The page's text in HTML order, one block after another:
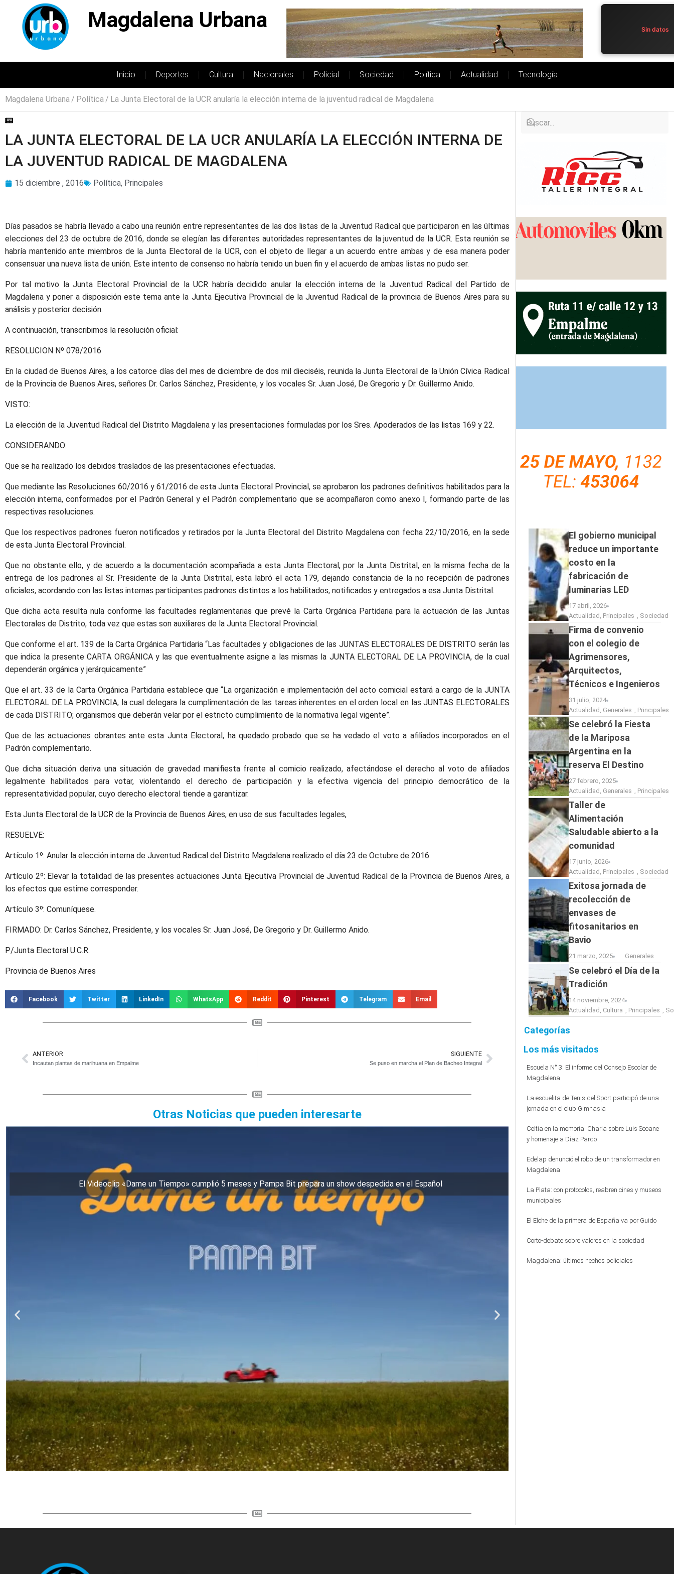
Magdalena Urbana Sin datos
Inicio Deportes Cultura Nacionales Policial Sociedad Política Actualidad Tecnología
Magdalena Urbana Política La Junta Electoral de la UCR anularía la elección interna de la juventud radical de Magdalena
LA JUNTA ELECTORAL DE LA UCR ANULARÍA LA ELECCIÓN INTERNA DE
LA JUVENTUD RADICAL DE MAGDALENA
15 diciembre , 2016 Política, Principales
Días pasados se habría llevado a cabo una reunión entre representantes de las dos listas de la Juventud Radical que participaron en las últimas
elecciones del 23 de octubre de 2016, donde se elegían las diferentes autoridades representantes de la juventud de la UCR. Esta reunión se
habría mantenido ante miembros de la Junta Electoral de la UCR, con el objeto de llegar a un acuerdo entre ambas y de esa manera poder
consensuar una nueva lista de unión. Este intento de consenso no habría tenido un buen fin y el acuerdo de ambas listas no pudo ser.
Por tal motivo la Junta Electoral Provincial de la UCR habría decidido anular la elección interna de la Juventud Radical del Partido de
Magdalena y poner a disposición este tema ante la Junta Ejecutiva Provincial de la Juventud Radical de la provincia de Buenos Aires para su
análisis y posterior decisión.
A continuación, transcribimos la resolución oficial:
RESOLUCION Nº 078/2016
En la ciudad de Buenos Aires, a los catorce días del mes de diciembre de dos mil dieciséis, reunida la Junta Electoral de la Unión Cívica Radical
de la Provincia de Buenos Aires, señores Dr. Carlos Sánchez, Presidente, y los vocales Sr. Juan José, De Gregorio y Dr. Guillermo Anido.
VISTO:
La elección de la Juventud Radical del Distrito Magdalena y las presentaciones formuladas por los Sres. Apoderados de las listas 169 y 22.
CONSIDERANDO:
Que se ha realizado los debidos traslados de las presentaciones efectuadas.
Que mediante las Resoluciones 60/2016 y 61/2016 de esta Junta Electoral Provincial, se aprobaron los padrones definitivos habilitados para la
elección interna, conformados por el Padrón General y el Padrón complementario que se acompañaron como anexo I, formando parte de las
respectivas resoluciones.
Que los respectivos padrones fueron notificados y retirados por la Junta Electoral del Distrito Magdalena con fecha 22/10/2016, en la sede
de esta Junta Electoral Provincial.
Que no obstante ello, y de acuerdo a la documentación acompañada a esta Junta Electoral, por la Junta Distrital, en la misma fecha de la
entrega de los padrones al Sr. Presidente de la Junta Distrital, esta labró el acta 179, dejando constancia de la no recepción de padrones
oficiales, acordando con las listas internas participantes padrones distintos a los habilitados, notificados y entregados a esa Junta Distrital.
Que dicha acta resulta nula conforme las facultades reglamentarias que prevé la Carta Orgánica Partidaria para la actuación de las Juntas
Electorales de Distrito, toda vez que estas son auxiliares de la Junta Electoral Provincial.
Que conforme el art. 139 de la Carta Orgánica Partidaria “Las facultades y obligaciones de las JUNTAS ELECTORALES DE DISTRITO serán las
que indica la presente CARTA ORGÁNICA y las que eventualmente asigne a las mismas la JUNTA ELECTORAL DE LA PROVINCIA, de la cual
dependerán orgánica y jerárquicamente”
Que el art. 33 de la Carta Orgánica Partidaria establece que “La organización e implementación del acto comicial estará a cargo de la JUNTA
ELECTORAL DE LA PROVINCIA, la cual delegara la cumplimentación de las tareas inherentes en el orden local en las JUNTAS ELECTORALES
de cada DISTRITO; organismos que deberán velar por el estricto cumplimiento de la normativa legal vigente”.
Que de las actuaciones obrantes ante esta Junta Electoral, ha quedado probado que se ha vedado el voto a afiliados incorporados en el
Padrón complementario.
Que dicha situación deriva una situación de gravedad manifiesta frente al comicio realizado, afectándose el derecho al voto de afiliados
legalmente habilitados para votar, violentando el derecho de participación y la efectiva vigencia del principio democrático de la
representatividad popular, cuyo derecho electoral tiende a garantizar.
Esta Junta Electoral de la UCR de la Provincia de Buenos Aires, en uso de sus facultades legales,
RESUELVE:
Artículo 1º: Anular la elección interna de Juventud Radical del Distrito Magdalena realizado el día 23 de Octubre de 2016.
Artículo 2º: Elevar la totalidad de las presentes actuaciones Junta Ejecutiva Provincial de Juventud Radical de la Provincia de Buenos Aires, a
los efectos que estime corresponder.
Artículo 3º: Comuníquese.
FIRMADO: Dr. Carlos Sánchez, Presidente, y los vocales Sr. Juan José, De Gregorio y Dr. Guillermo Anido.
P/Junta Electoral U.C.R.
Provincia de Buenos Aires
Facebook Twitter LinkedIn WhatsApp Reddit Pinterest Telegram Email
ANTERIOR
Incautan plantas de marihuana en Empalme
SIGUIENTE
Se puso en marcha el Plan de Bacheo Integral
Otras Noticias que pueden interesarte
El Videoclip «Dame un Tiempo» cumplió 5 meses y Pampa Bit prepara un show despedida en el Español
El gobierno municipal
reduce un importante
costo en la
fabricación de
luminarias LED
17 abril, 2026
Actualidad , Principales , Sociedad
Firma de convenio
con el colegio de
Agrimensores,
Arquitectos,
Técnicos e Ingenieros
31 julio, 2024
Actualidad , Generales , Principales
Se celebró la Fiesta
de la Mariposa
Argentina en la
reserva El Destino
27 febrero, 2025
Actualidad , Generales , Principales
Taller de
Alimentación
Saludable abierto a la
comunidad
17 junio, 2026
Actualidad , Principales , Sociedad
Exitosa jornada de
recolección de
envases de
fitosanitarios en
Bavio
21 marzo, 2025 Generales
Se celebró el Día de la
Tradición
14 noviembre, 2024
Actualidad , Cultura , Principales ,
Categorías
Los más visitados
Escuela N° 3: El informe del Consejo Escolar de
Magdalena
La escuelita de Tenis del Sport participó de una
jornada en el club Gimnasia
Celtia en la memoria: Charla sobre Luis Seoane
y homenaje a Díaz Pardo
Edelap denunció el robo de un transformador en
Magdalena
La Plata: con protocolos, reabren cines y museos
municipales
El Elche de la primera de España va por Guido
Corto-debate sobre valores en la sociedad
Magdalena: últimos hechos policiales